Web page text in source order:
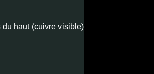
haut (cuivre visible)